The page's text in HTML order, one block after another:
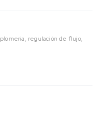
plomeria, regulación de flujo,